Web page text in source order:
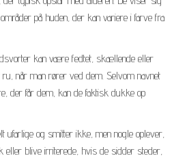
på huden, der kan variere i farve fra
kan være fedtet, skællende eller
når man rører ved dem. Selvom navnet
der får dem, kan de faktisk dukke op
ufarlige og smitter ikke, men nogle oplever,
eller blive irriterede, hvis de sidder steder,